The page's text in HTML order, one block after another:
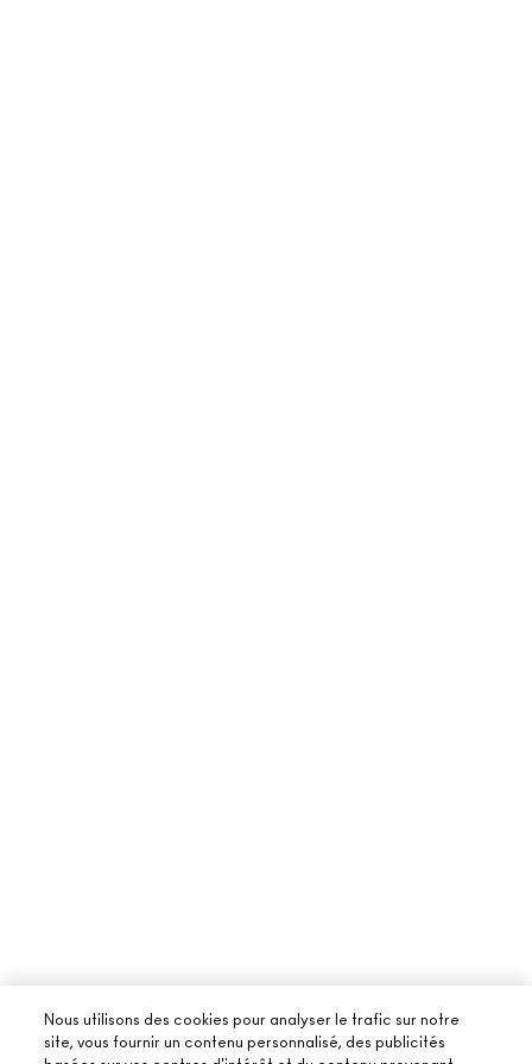
Nous utilisons des cookies pour analyser le trafic sur notre
site, vous fournir un contenu personnalisé, des publicités